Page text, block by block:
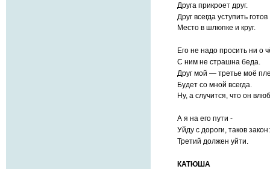
Друга прикроет друг.
Друг всегда уступить готов
Место в шлюпке и круг.
Его не надо просить ни о
С ним не страшна беда.
Друг мой — третье моё
Будет со мной всегда.
Ну, а случится, что он
А я на его пути -
Уйду с дороги, таков закон:
Третий должен уйти.
КАТЮША